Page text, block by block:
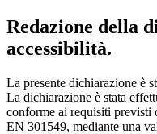
Redazione della
accessibilità.
La presente dichiarazione è
La dichiarazione è stata
conforme ai requisiti previsti
EN 301549, mediante una